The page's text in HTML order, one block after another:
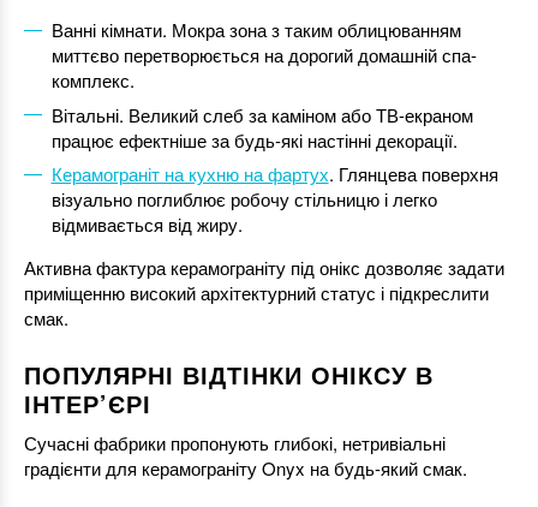
Ванні кімнати. Мокра зона з таким облицюванням
миттєво перетворюється на дорогий домашній спа-
комплекс.
Вітальні. Великий слеб за каміном або ТВ-екраном
працює ефектніше за будь-які настінні декорації.
Керамограніт на кухню на фартух. Глянцева поверхня
візуально поглиблює робочу стільницю і легко
відмивається від жиру.
Активна фактура керамограніту під онікс дозволяє задати
приміщенню високий архітектурний статус і підкреслити
смак.
ПОПУЛЯРНІ ВІДТІНКИ ОНІКСУ В
ІНТЕР’ЄРІ
Сучасні фабрики пропонують глибокі, нетривіальні
градієнти для керамограніту Onyx на будь-який смак.